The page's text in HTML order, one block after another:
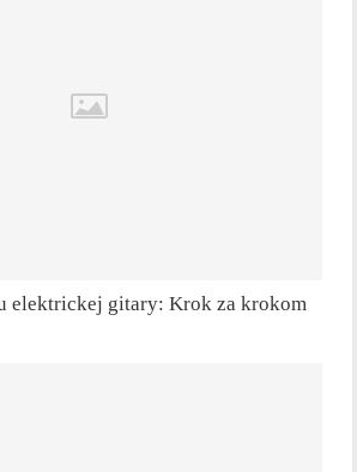
elektrickej gitary: Krok za krokom